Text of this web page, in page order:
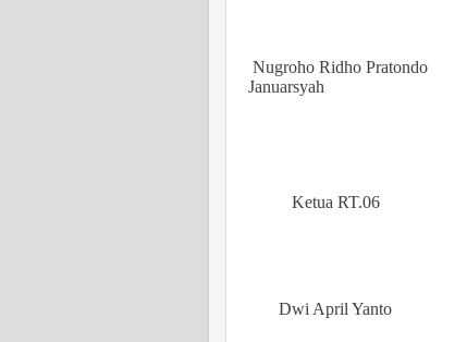
Nugroho Ridho Pratondo
Januarsyah
Ketua RT.06
Dwi April Yanto